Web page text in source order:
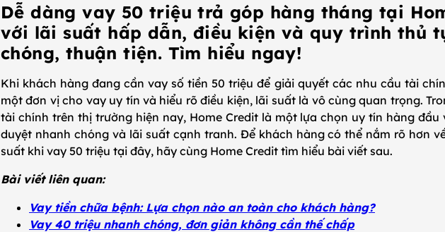
Dễ dàng vay 50 triệu trả góp hàng tháng tại
với lãi suất hấp dẫn, điều kiện và quy trình thủ
chóng, thuận tiện. Tìm hiểu ngay!
Khi khách hàng đang cần vay số tiền 50 triệu để giải quyết các nhu cầu tài
một đơn vị cho vay uy tín và hiểu rõ điều kiện, lãi suất là vô cùng quan trọng.
tài chính trên thị trường hiện nay, Home Credit là một lựa chọn uy tín hàng đầu
duyệt nhanh chóng và lãi suất cạnh tranh. Để khách hàng có thể nắm rõ hơn
suất khi vay 50 triệu tại đây, hãy cùng Home Credit tìm hiểu bài viết sau.
Bài viết liên quan:
Vay tiền chữa bệnh: Lựa chọn nào an toàn cho khách hàng?
Vay 40 triệu nhanh chóng, đơn giản không cần thế chấp